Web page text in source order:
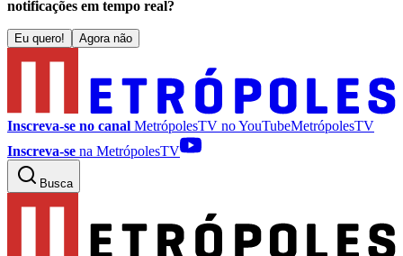
notificações em tempo real?
Eu quero! Agora não
Inscreva-se no canal MetrópolesTV noYouTubeMetrópolesTV
Inscreva-se na MetrópolesTV
Busca